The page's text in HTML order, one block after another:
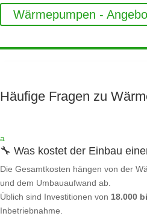
Wärmepumpen -
Häufige Fragen zu
a
🔧 Was kostet der Einbau
Die Gesamtkosten hängen von der
und dem Umbauaufwand ab.
Üblich sind Investitionen von 18.000
Inbetriebnahme.